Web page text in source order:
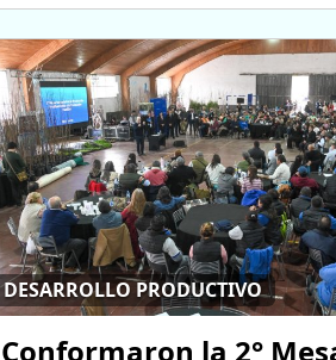
DESARROLLO PRODUCTIVO
Conformaron la 2°